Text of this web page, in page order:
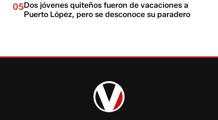
05Dos jóvenes quiteños fueron de vacaciones a
Puerto López, pero se desconoce su paradero